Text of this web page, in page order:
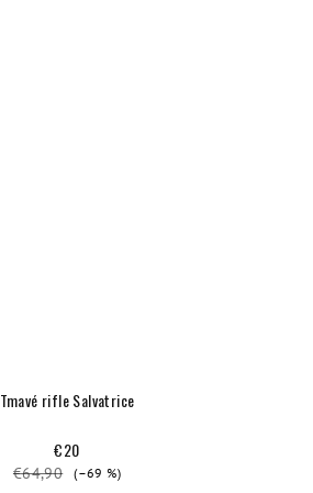
Tmavé rifle Salvatrice
€20
€64,90 (–69 %)